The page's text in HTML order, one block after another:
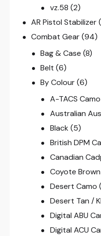
vz.58 (2)
AR Pistol Stabilizer
Combat Gear(94)
Bag & Case (8)
Belt (6)
By Colour (6)
A-TACS Camo
Australian
Black (5)
British DPM
Canadian
Coyote Brown
Desert Camo
Desert Tan /
Digital ABU
Digital ACU